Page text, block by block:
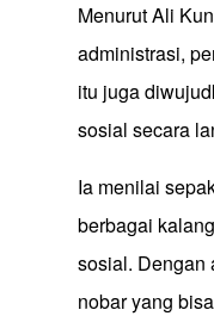
Menurut Ali
administrasi,
itu juga
sosial secara
Ia menilai
berbagai
sosial. Dengan
nobar yang